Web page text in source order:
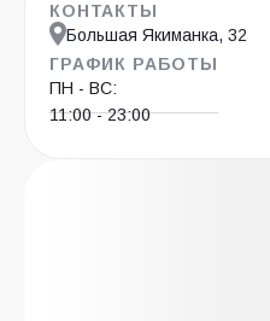
КОНТАКТЫ
Большая Якиманка, 32
ГРАФИК РАБОТЫ
ПН - ВС:
11:00 - 23:00